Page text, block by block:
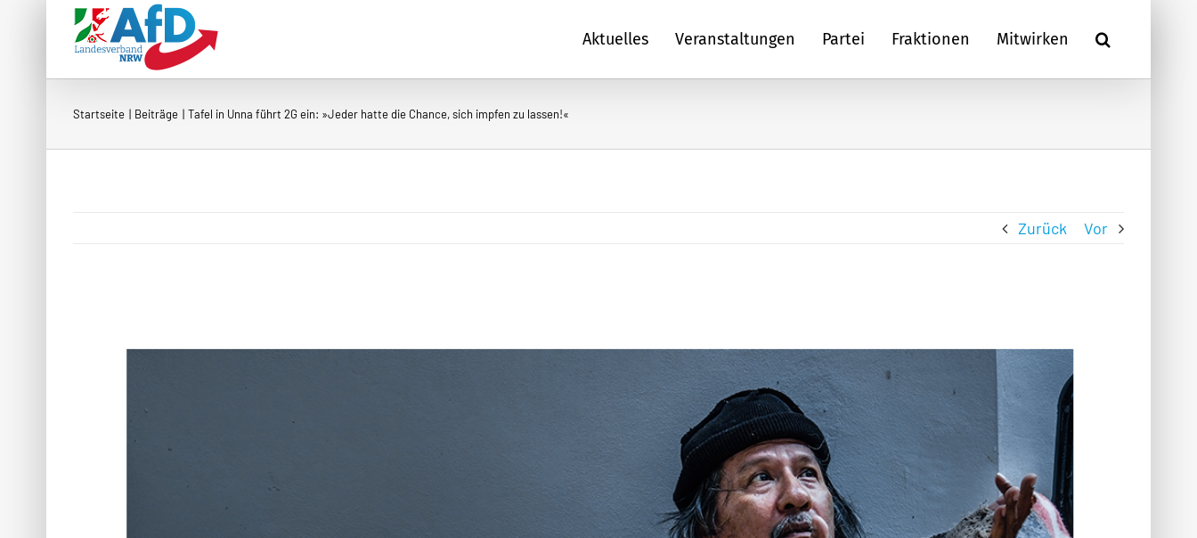
Aktuelles Veranstaltungen Partei Fraktionen Mitwirken
Startseite Beiträge Tafel in Unna führt 2G ein: »Jeder hatte die Chance, sich impfen zu lassen!«
Zurück Vor